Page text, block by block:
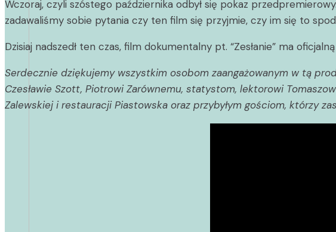
Wczoraj, czyli szóstego października odbył się pokaz
zadawaliśmy sobie pytania czy ten film się przyjmie, czy im się to
Dzisiaj nadszedł ten czas, film dokumentalny pt. “Zesłanie” ma
Serdecznie dziękujemy wszystkim osobom zaangażowanym w tą
Czesławie Szott, Piotrowi Zarównemu, statystom, lektorowi
Zalewskiej i restauracji Piastowska oraz przybyłym gościom, którzy